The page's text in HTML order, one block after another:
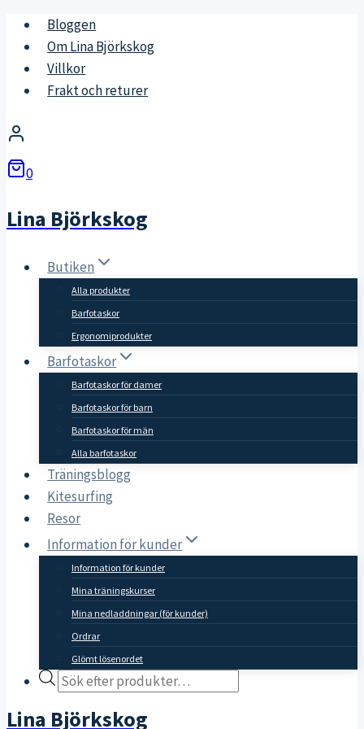
Skip
content
Bloggen
Om Lina Björkskog
Villkor
Frakt och returer
0
Lina Björkskog
Butiken
Alla produkter
Barfotaskor
Ergonomiprodukter
Barfotaskor
Barfotaskor för damer
Barfotaskor för barn
Barfotaskor för män
Alla barfotaskor
Träningsblogg
Kitesurfing
Resor
Information för kunder
Information för kunder
Mina träningskurser
Mina nedladdningar (för kunder)
Ordrar
Glömt lösenordet
Products
Lina Björkskog